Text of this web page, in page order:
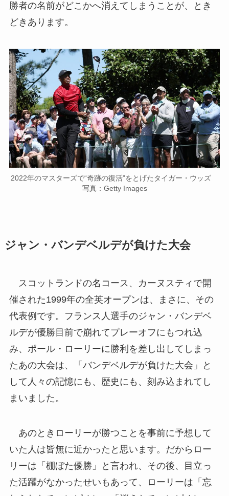
勝者の名前がどこかへ消えてしまうことが、とき
どきあります。
2022年のマスターズで“奇跡の復活”をとげたタイガー・ウッズ
写真：Getty Images
ジャン・バンデベルデが負けた大会
スコットランドの名コース、カーヌスティで開
催された1999年の全英オープンは、まさに、その
代表例です。フランス人選手のジャン・バンデベ
ルデが優勝目前で崩れてプレーオフにもつれ込
み、ポール・ローリーに勝利を差し出してしまっ
たあの大会は、「バンデベルデが負けた大会」と
して人々の記憶にも、歴史にも、刻み込まれてし
まいました。
あのときローリーが勝つことを事前に予想して
いた人は皆無に近かったと思います。だからロー
リーは「棚ぼた優勝」と言われ、その後、目立っ
た活躍がなかったせいもあって、ローリーは「忘